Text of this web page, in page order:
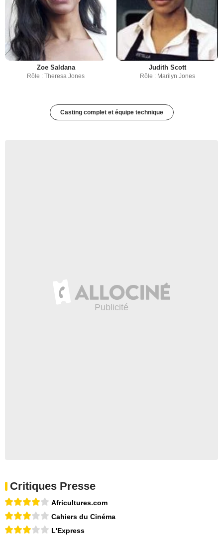
Zoe Saldana
Rôle : Theresa Jones
Judith Scott
Rôle : Marilyn Jones
Casting complet et équipe technique
Critiques Presse
Africultures.com
Cahiers du Cinéma
L'Express